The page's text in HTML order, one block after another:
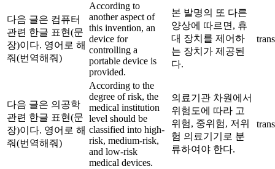
다음 글은 컴퓨터
관련 한글 표현(문
장)이다. 영어로 해
줘(번역해줘)
According to
another aspect of
this invention, an
device for
controlling a
portable device is
provided.
본 발명의 또 다른
양상에 따르면, 휴
대 장치를 제어하
는 장치가 제공된
다.
다음 글은 의공학
관련 한글 표현(문
장)이다. 영어로 해
줘(번역해줘)
According to the
degree of risk, the
medical institution
level should be
classified into high-
risk, medium-risk,
and low-risk
medical devices.
의료기관 차원에서
위험도에 따라 고
위험, 중위험, 저위
험 의료기기로 분
류하여야 한다.